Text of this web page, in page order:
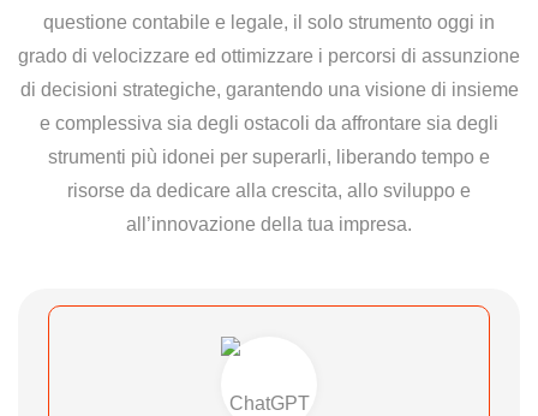
questione contabile e legale, il solo strumento oggi in
grado di velocizzare ed ottimizzare i percorsi di assunzione
di decisioni strategiche, garantendo una visione di insieme
e complessiva sia degli ostacoli da affrontare sia degli
strumenti più idonei per superarli, liberando tempo e
risorse da dedicare alla crescita, allo sviluppo e
all’innovazione della tua impresa.